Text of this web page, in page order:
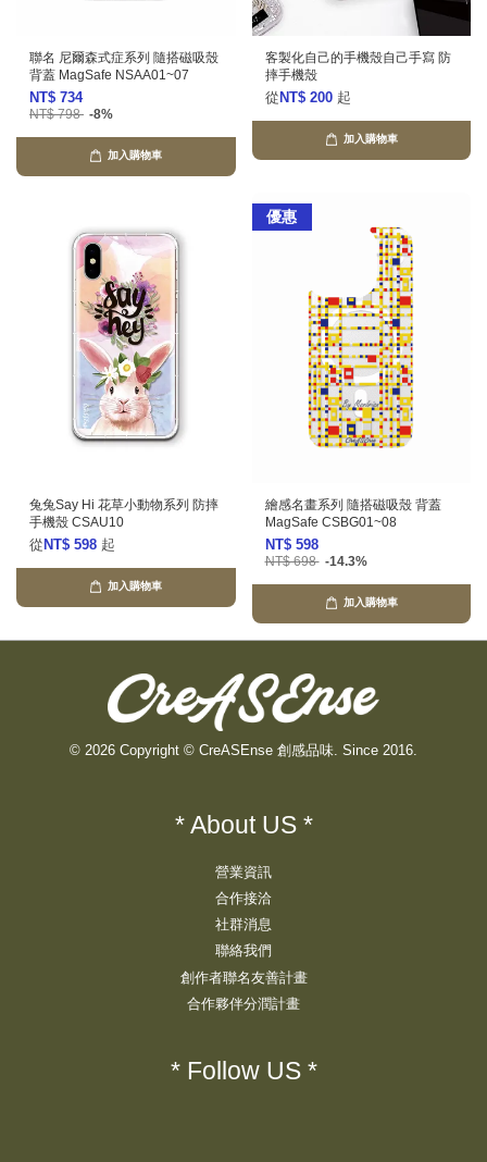
聯名 尼爾森式症系列 隨搭磁吸殼
背蓋 MagSafe NSAA01~07
NT$ 734
NT$ 798 -8%
加入購物車
客製化自己的手機殼自己手寫 防
摔手機殼
從 NT$ 200 起
加入購物車
兔兔Say Hi 花草小動物系列 防摔
手機殼 CSAU10
從 NT$ 598 起
加入購物車
優惠
繪感名畫系列 隨搭磁吸殼 背蓋
MagSafe CSBG01~08
NT$ 598
NT$ 698 -14.3%
加入購物車
© 2026 Copyright © CreASEnse 創感品味. Since 2016.
* About US *
營業資訊
合作接洽
社群消息
聯絡我們
創作者聯名友善計畫
合作夥伴分潤計畫
* Follow US *